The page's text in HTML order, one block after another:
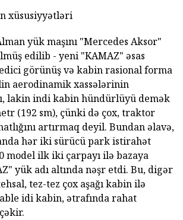
xüsusiyyətləri
yük maşını "Mercedes Aksor"
edilib - yeni "KAMAZ" əsas
görünüş və kabin rasional forma
aerodinamik xassələrinin
lakin indi kabin hündürlüyü demək
(192 sm), çünki də çox, traktor
artırmaq deyil. Bundan əlavə,
hər iki sürücü park istirahət
model ilk iki çarpayı ilə bazaya
yük adı altında nəşr etdi. Bu, digər
tez-tez çox aşağı kabin ilə
idi kabin, ətrafında rahat